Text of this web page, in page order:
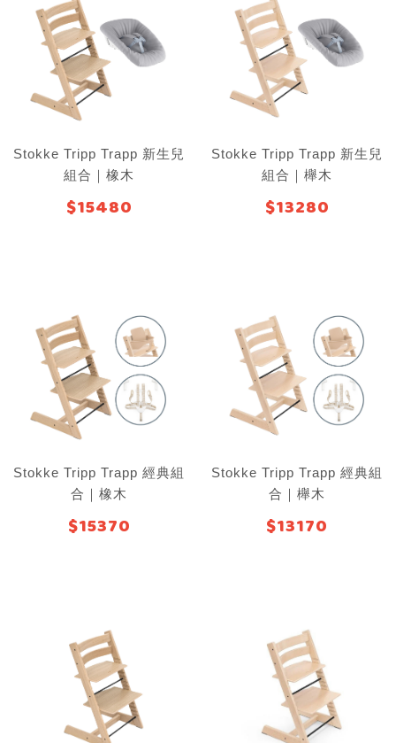
Stokke Tripp Trapp 新生兒
組合｜橡木
$15480
Stokke Tripp Trapp 新生兒
組合｜櫸木
$13280
Stokke Tripp Trapp 經典組
合｜橡木
$15370
Stokke Tripp Trapp 經典組
合｜櫸木
$13170